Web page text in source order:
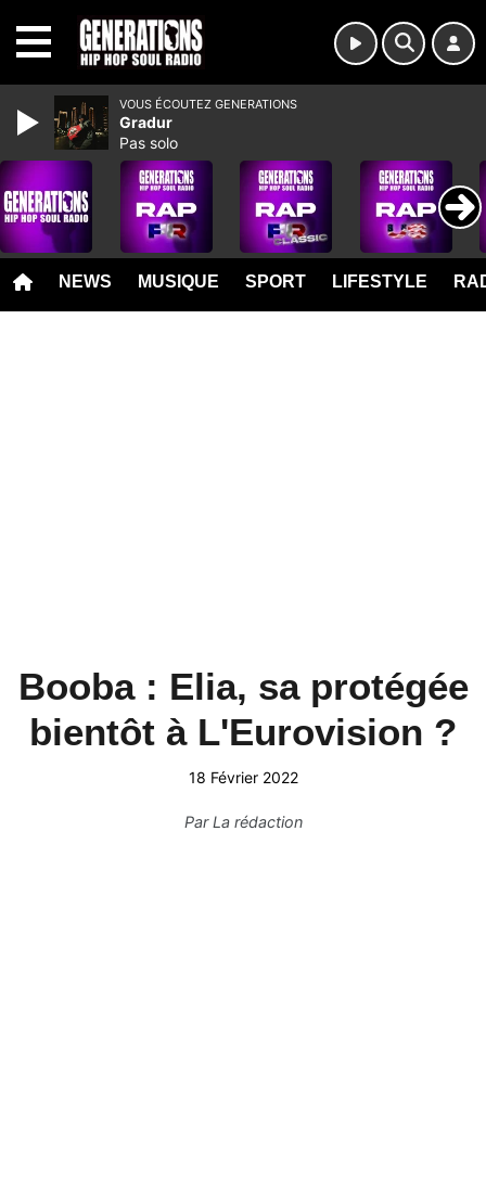
NEWS MUSIQUE SPORT LIFESTYLE
Booba : Elia, sa protégée
bientôt à L'Eurovision ?
18 Février 2022
ParLa rédaction
VOUS ÉCOUTEZ GENERATIONS
Gradur
Pas solo